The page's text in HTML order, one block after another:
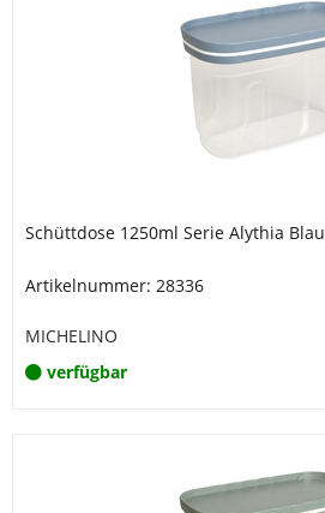
Schüttdose 1250ml Serie Alythia Blau
Artikelnummer: 28336
MICHELINO
verfügbar